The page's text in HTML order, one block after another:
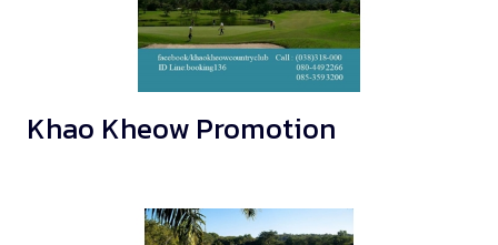
Khao Kheow Promotion